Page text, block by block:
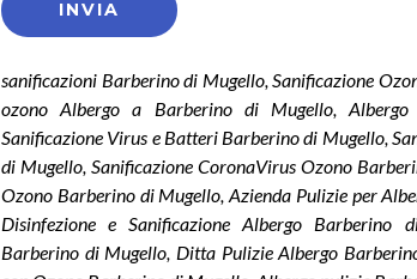
sanificazioni Barberino di Mugello, Sanificazione
ozono Albergo a Barberino di Mugello,
Sanificazione Virus e Batteri Barberino di Mugello,
di Mugello, Sanificazione CoronaVirus Ozono
Ozono Barberino di Mugello, Azienda Pulizie per
Disinfezione e Sanificazione Albergo Barberino
Barberino di Mugello, Ditta Pulizie Albergo